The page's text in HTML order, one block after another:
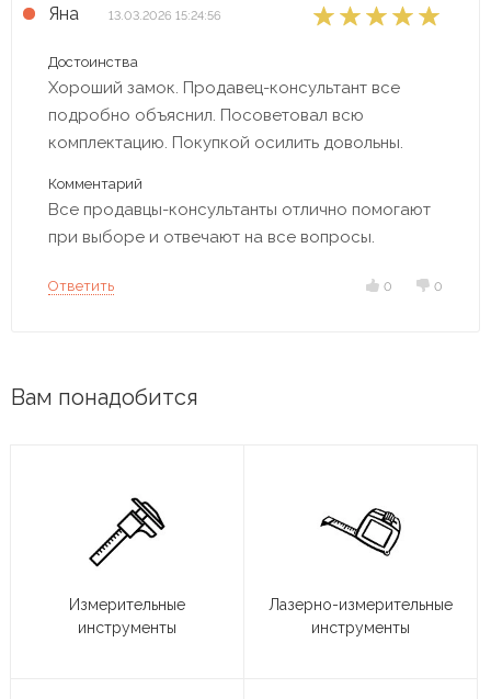
Яна 13.03.2026 15:24:56
Достоинства
Хороший замок. Продавец-консультант все
подробно объяснил. Посоветовал всю
комплектацию. Покупкой осилить довольны.
Комментарий
Все продавцы-консультанты отлично помогают
при выборе и отвечают на все вопросы.
Ответить 0 0
Вам понадобится
Измерительные
инструменты
Лазерно-измерительные
инструменты